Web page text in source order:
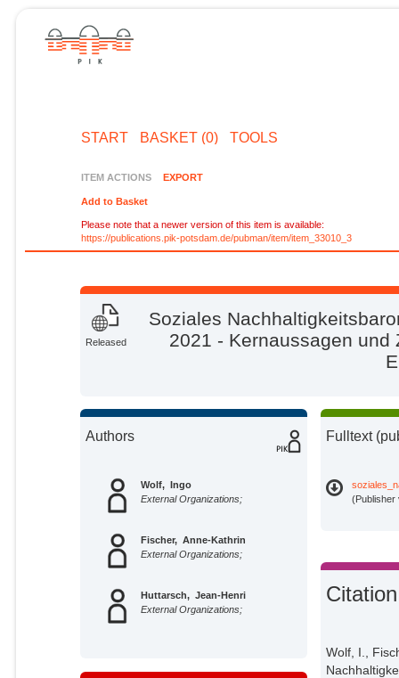
START BASKET (0) TOOLS
ITEM ACTIONS EXPORT
Add to Basket
Please note that a newer version of this item is available:
https://publications.pik-potsdam.de/pubman/item/item_33010_3
Released
Soziales
2021 - Kernaussagen
Authors
Wolf, Ingo
External Organizations;
Fischer, Anne-Kathrin
External Organizations;
Huttarsch, Jean-Henri
External Organizations;
Fulltext
(Publisher
Citation
Wolf, I.,